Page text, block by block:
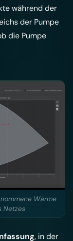
während der
der Pumpe
die Pumpe
Wärme
Netzes
, in der